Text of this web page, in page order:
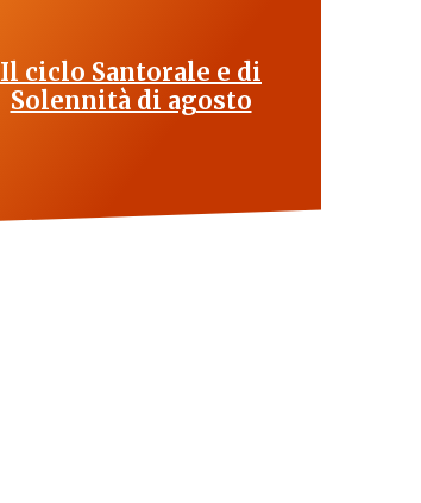
Il ciclo Santorale e di
Solennità di agosto